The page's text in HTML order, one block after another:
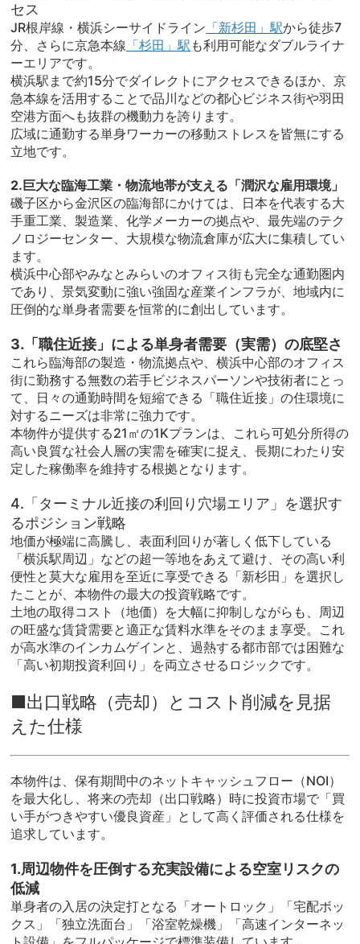
セス
JR根岸線・横浜シーサイドライン 「新杉田」駅から徒歩7
分、さらに京急本線 「杉田」駅 も利用可能なダブルライナ
ーエリアです。
横浜駅まで約15分でダイレクトにアクセスできるほか、京
急本線を活用することで品川などの都心ビジネス街や羽田
空港方面へも抜群の機動力を誇ります。
広域に通勤する単身ワーカーの移動ストレスを皆無にする
立地です。
2.巨大な臨海工業・物流地帯が支える「潤沢な雇用環境」
磯子区から金沢区の臨海部にかけては、日本を代表する大
手重工業、製造業、化学メーカーの拠点や、最先端のテク
ノロジーセンター、大規模な物流倉庫が広大に集積してい
ます。
横浜中心部やみなとみらいのオフィス街も完全な通勤圏内
であり、景気変動に強い強固な産業インフラが、地域内に
圧倒的な単身者需要を恒常的に創出しています。
3.「職住近接」による単身者需要（実需）の底堅さ
これら臨海部の製造・物流拠点や、横浜中心部のオフィス
街に勤務する無数の若手ビジネスパーソンや技術者にとっ
て、日々の通勤時間を短縮できる「職住近接」の住環境に
対するニーズは非常に強力です。
本物件が提供する21㎡の1Kプランは、これら可処分所得の
高い良質な社会人層の実需を確実に捉え、長期にわたり安
定した稼働率を維持する根拠となります。
4.「ターミナル近接の利回り穴場エリア」を選択す
るポジション戦略
地価が極端に高騰し、表面利回りが著しく低下している
「横浜駅周辺」などの超一等地をあえて避け、その高い利
便性と莫大な雇用を至近に享受できる「新杉田」を選択し
たことが、本物件の最大の投資戦略です。
土地の取得コスト（地価）を大幅に抑制しながらも、周辺
の旺盛な賃貸需要と適正な賃料水準をそのまま享受。これ
が高水準のインカムゲインと、過熱する都市部では困難な
「高い初期投資利回り」を両立させるロジックです。
■出口戦略（売却）とコスト削減を見据
えた仕様
本物件は、保有期間中のネットキャッシュフロー（NOI）
を最大化し、将来の売却（出口戦略）時に投資市場で「買
い手がつきやすい優良資産」として高く評価される仕様を
追求しています。
1.周辺物件を圧倒する充実設備による空室リスクの
低減
単身者の入居の決定打となる「オートロック」「宅配ボッ
クス」「独立洗面台」「浴室乾燥機」「高速インターネッ